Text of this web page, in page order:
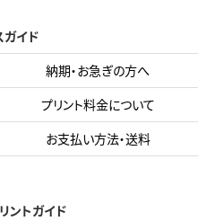
イド
納期・お急ぎの方へ
プリント料金について
お支払い方法・送料
ントガイド